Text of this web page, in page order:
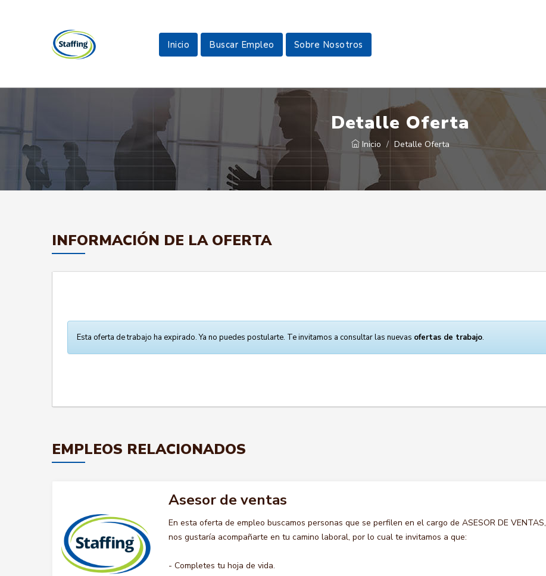
Inicio Buscar Empleo Sobre Nosotros
Detalle Oferta
Inicio Detalle Oferta
INFORMACIÓN DE LA OFERTA
Esta oferta de trabajo ha expirado. Ya no puedes postularte. Te invitamos a consultar las nuevas ofertas de trabajo.
EMPLEOS RELACIONADOS
Asesor de ventas
En esta oferta de empleo buscamos personas que se perfilen en el cargo de ASESOR DE VENTAS,
nos gustaría acompañarte en tu camino laboral, por lo cual te invitamos a que:
- Completes tu hoja de vida.